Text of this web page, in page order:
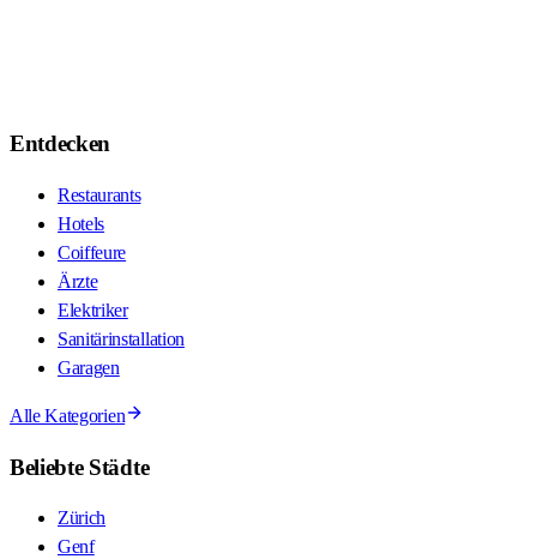
Entdecken
Restaurants
Hotels
Coiffeure
Ärzte
Elektriker
Sanitärinstallation
Garagen
Alle Kategorien
Beliebte Städte
Zürich
Genf